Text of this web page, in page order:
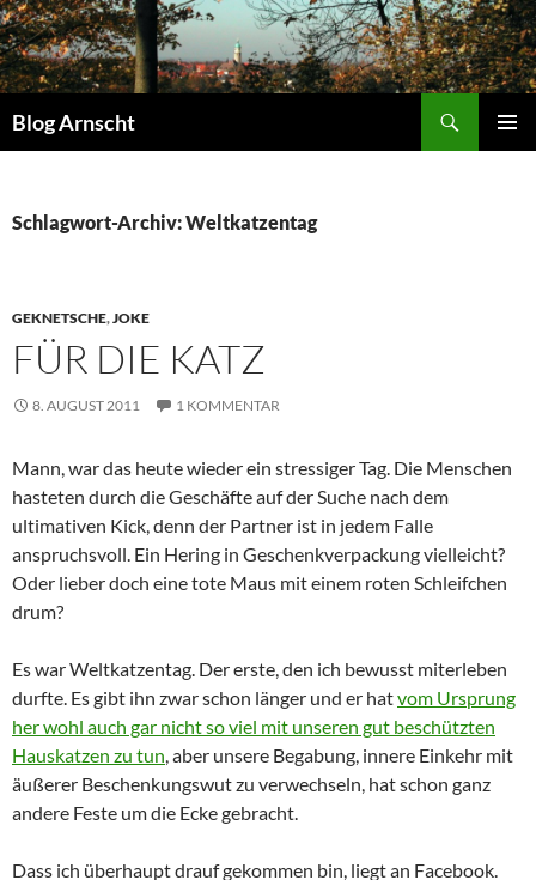
Zum
Inhalt
springen
Blog Arnscht
Schlagwort-Archiv: Weltkatzentag
GEKNETSCHE,JOKE
FÜR DIE KATZ
8. AUGUST 2011 1 KOMMENTAR
Mann, war das heute wieder ein stressiger Tag. Die Menschen
hasteten durch die Geschäfte auf der Suche nach dem
ultimativen Kick, denn der Partner ist in jedem Falle
anspruchsvoll. Ein Hering in Geschenkverpackung vielleicht?
Oder lieber doch eine tote Maus mit einem roten Schleifchen
drum?
Es war Weltkatzentag. Der erste, den ich bewusst miterleben
durfte. Es gibt ihn zwar schon länger und er hatvom Ursprung
her wohl auch gar nicht so viel mit unseren gut beschützten
Hauskatzen zu tun, aber unsere Begabung, innere Einkehr mit
äußerer Beschenkungswut zu verwechseln, hat schon ganz
andere Feste um die Ecke gebracht.
Dass ich überhaupt drauf gekommen bin, liegt an Facebook.